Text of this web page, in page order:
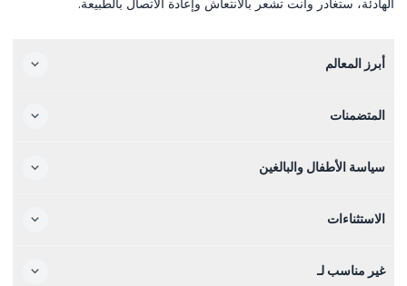
أبرز المعالم
المتضمنات
سياسة الأطفال والبالغين
الاستثناءات
غير مناسب لـ